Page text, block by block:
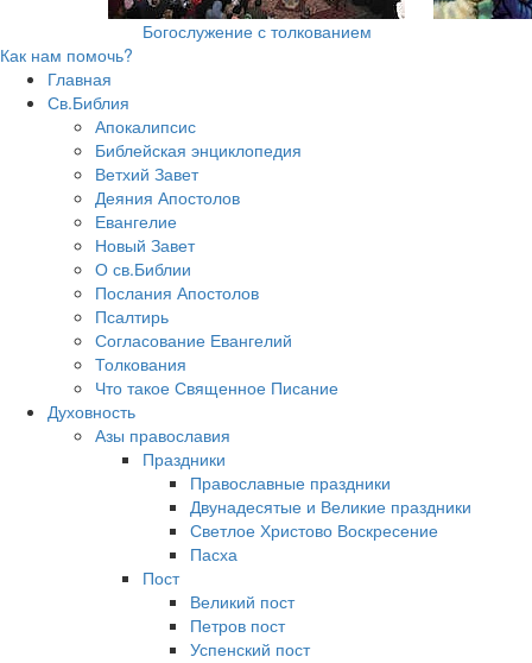
Богослужение с толкованием
Как нам помочь?
Главная
Св.Библия
Апокалипсис
Библейская энциклопедия
Ветхий Завет
Деяния Апостолов
Евангелие
Новый Завет
О св.Библии
Послания Апостолов
Псалтирь
Согласование Евангелий
Толкования
Что такое Священное Писание
Духовность
Азы православия
Праздники
Православные праздники
Двунадесятые и Великие праздники
Светлое Христово Воскресение
Пасха
Пост
Великий пост
Петров пост
Успенский пост